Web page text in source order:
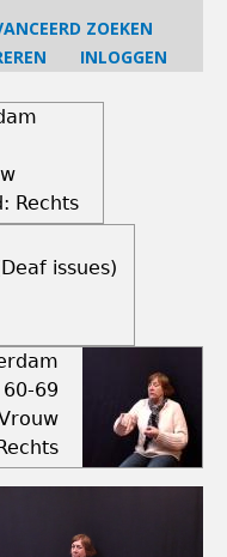
ZOEKEN
INLOGGEN
Rechts
issues)
69